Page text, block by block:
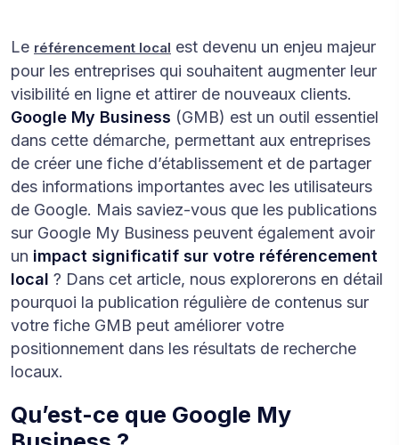
Le référencement local est devenu un enjeu majeur
pour les entreprises qui souhaitent augmenter leur
visibilité en ligne et attirer de nouveaux clients.
Google My Business (GMB) est un outil essentiel
dans cette démarche, permettant aux entreprises
de créer une fiche d’établissement et de partager
des informations importantes avec les utilisateurs
de Google. Mais saviez-vous que les publications
sur Google My Business peuvent également avoir
un impact significatif sur votre référencement
local ? Dans cet article, nous explorerons en détail
pourquoi la publication régulière de contenus sur
votre fiche GMB peut améliorer votre
positionnement dans les résultats de recherche
locaux.
Qu’est-ce que Google My